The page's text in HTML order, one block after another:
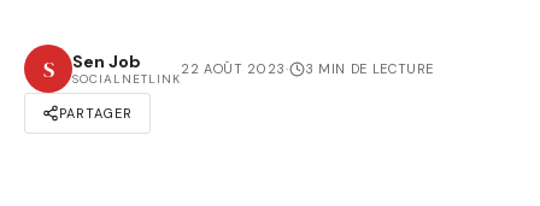
S Sen Job
SOCIALNETLINK
22 AOÛT 2023· 3 MIN DE LECTURE
PARTAGER